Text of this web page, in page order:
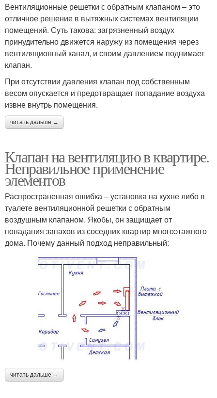
Вентиляционные решетки с обратным клапаном – это
отличное решение в вытяжных системах вентиляции
помещений. Суть такова: загрязненный воздух
принудительно движется наружу из помещения через
вентиляционный канал, и своим давлением поднимает
клапан.
При отсутствии давления клапан под собственным
весом опускается и предотвращает попадание воздуха
извне внутрь помещения.
читать дальше →
Клапан на вентиляцию в квартире.
Неправильное применение
элементов
Распространенная ошибка – установка на кухне либо в
туалете вентиляционной решетки с обратным
воздушным клапаном. Якобы, он защищает от
попадания запахов из соседних квартир многоэтажного
дома. Почему данный подход неправильный:
читать дальше →